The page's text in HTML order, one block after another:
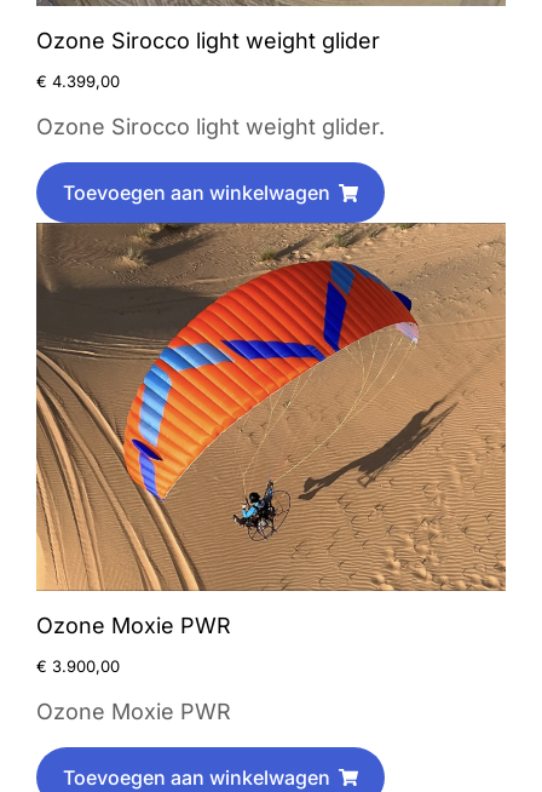
Ozone Sirocco light weight glider
€ 4.399,00
Ozone Sirocco light weight glider.
Toevoegen aan winkelwagen
Ozone Moxie PWR
€ 3.900,00
Ozone Moxie PWR
Toevoegen aan winkelwagen